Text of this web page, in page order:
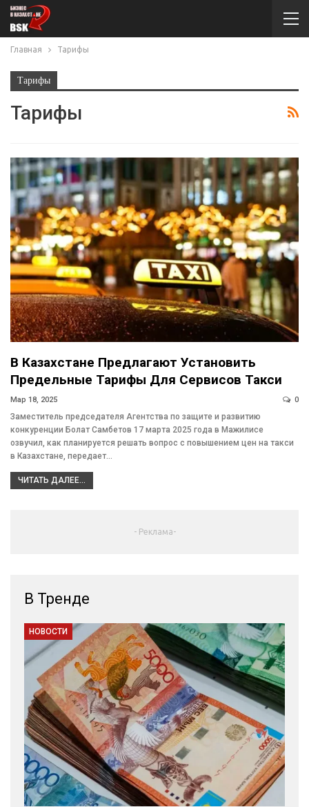
Главная Тарифы
Тарифы
Тарифы
В Казахстане Предлагают Установить
Предельные Тарифы Для Сервисов Такси
Мар 18, 2025 0
Заместитель председателя Агентства по защите и развитию
конкуренции Болат Самбетов 17 марта 2025 года в Мажилисе
озвучил, как планируется решать вопрос с повышением цен на такси
в Казахстане, передает…
ЧИТАТЬ ДАЛЕЕ...
- Реклама-
В Тренде
НОВОСТИ